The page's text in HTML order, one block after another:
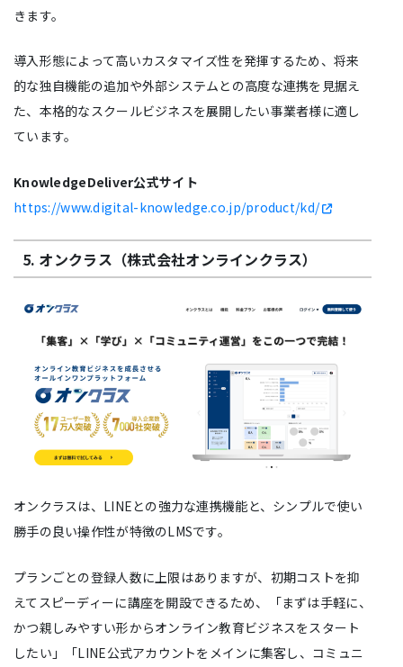
きます。
導入形態によって高いカスタマイズ性を発揮するため、将来
的な独自機能の追加や外部システムとの高度な連携を見据え
た、本格的なスクールビジネスを展開したい事業者様に適し
ています。
KnowledgeDeliver公式サイト
https://www.digital-knowledge.co.jp/product/kd/
5. オンクラス（株式会社オンラインクラス）
オンクラスは、LINEとの強力な連携機能と、シンプルで使い
勝手の良い操作性が特徴のLMSです。
プランごとの登録人数に上限はありますが、初期コストを抑
えてスピーディーに講座を開設できるため、「まずは手軽に、
かつ親しみやすい形からオンライン教育ビジネスをスタート
したい」「LINE公式アカウントをメインに集客し、コミュニ